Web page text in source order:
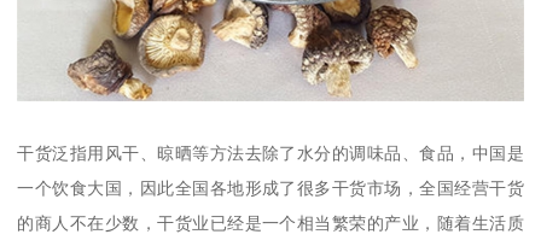
干货泛指用风干、晾晒等方法去除了水分的调味品、食品，中国是
一个饮食大国，因此全国各地形成了很多干货市场，全国经营干货
的商人不在少数，干货业已经是一个相当繁荣的产业，随着生活质